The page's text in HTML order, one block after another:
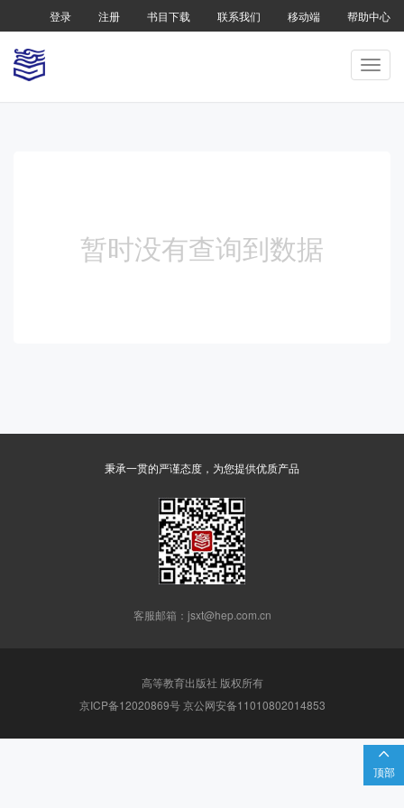
登录 注册 书目下载 联系我们 移动端 帮助中心

顶部
暂时没有查询到数据
秉承一贯的严谨态度，为您提供优质产品
客服邮箱：jsxt@hep.com.cn
高等教育出版社 版权所有
京ICP备12020869号 京公网安备11010802014853